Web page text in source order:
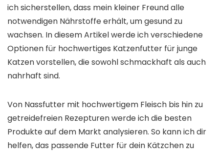
ich sicherstellen, dass mein kleiner Freund alle
notwendigen Nährstoffe erhält, um gesund zu
wachsen. In diesem Artikel werde ich verschiedene
Optionen für hochwertiges Katzenfutter für junge
Katzen vorstellen, die sowohl schmackhaft als auch
nahrhaft sind.
Von Nassfutter mit hochwertigem Fleisch bis hin zu
getreidefreien Rezepturen werde ich die besten
Produkte auf dem Markt analysieren. So kann ich dir
helfen, das passende Futter für dein Kätzchen zu